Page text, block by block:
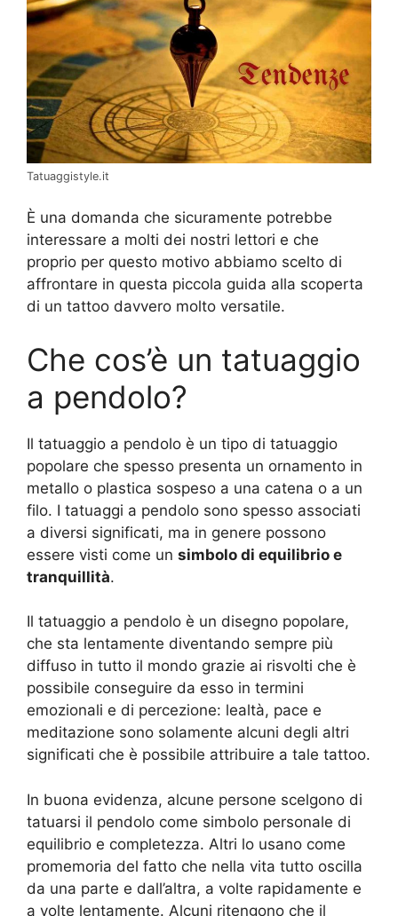
Tatuaggistyle.it
È una domanda che sicuramente potrebbe
interessare a molti dei nostri lettori e che
proprio per questo motivo abbiamo scelto di
affrontare in questa piccola guida alla scoperta
di un tattoo davvero molto versatile.
Che cos’è un tatuaggio
a pendolo?
Il tatuaggio a pendolo è un tipo di tatuaggio
popolare che spesso presenta un ornamento in
metallo o plastica sospeso a una catena o a un
filo. I tatuaggi a pendolo sono spesso associati
a diversi significati, ma in genere possono
essere visti come un simbolo di equilibrio e
tranquillità.
Il tatuaggio a pendolo è un disegno popolare,
che sta lentamente diventando sempre più
diffuso in tutto il mondo grazie ai risvolti che è
possibile conseguire da esso in termini
emozionali e di percezione: lealtà, pace e
meditazione sono solamente alcuni degli altri
significati che è possibile attribuire a tale tattoo.
In buona evidenza, alcune persone scelgono di
tatuarsi il pendolo come simbolo personale di
equilibrio e completezza. Altri lo usano come
promemoria del fatto che nella vita tutto oscilla
da una parte e dall’altra, a volte rapidamente e
a volte lentamente. Alcuni ritengono che il